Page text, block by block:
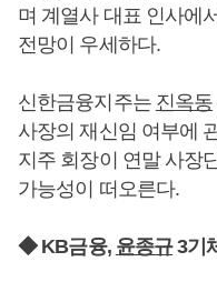
며 계열사 대표 인사에
전망이 우세하다.
신한금융지주는 진옥동
사장의 재신임 여부에
지주 회장이 연말 사장
가능성이 떠오른다.
◆ KB금융, 윤종규3기